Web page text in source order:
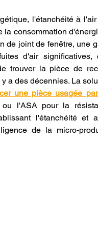
Formation
l'étanchéité à
la consommation
de joint de fenêtre,
d'air significatives,
trouver la pièce de
a des décennies. La
une pièce usagée
l'ASA pour la
l'étanchéité et
de la micro-